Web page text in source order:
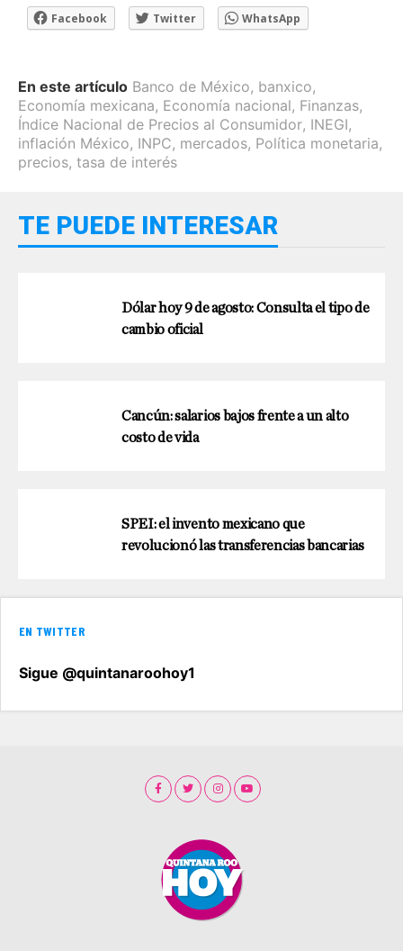
Facebook Twitter WhatsApp
En este artículo Banco de México, banxico,
Economía mexicana, Economía nacional, Finanzas,
Índice Nacional de Precios al Consumidor, INEGI,
inflación México, INPC, mercados, Política monetaria,
precios, tasa de interés
TE PUEDE INTERESAR
Dólar hoy 9 de agosto: Consulta el tipo de
cambio oficial
Cancún: salarios bajos frente a un alto
costo de vida
SPEI: el invento mexicano que
revolucionó las transferencias bancarias
EN TWITTER
Sigue @quintanaroohoy1